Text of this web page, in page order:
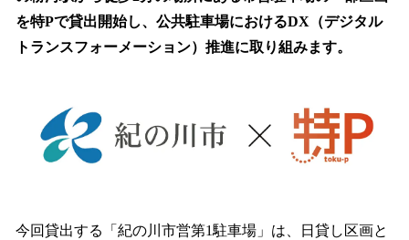
で
す
を特Pで貸出開始し、公共駐車場におけるDX（デジタル
トランスフォーメーション）推進に取り組みます。
今回貸出する「紀の川市営第1駐車場」は、日貸し区画と